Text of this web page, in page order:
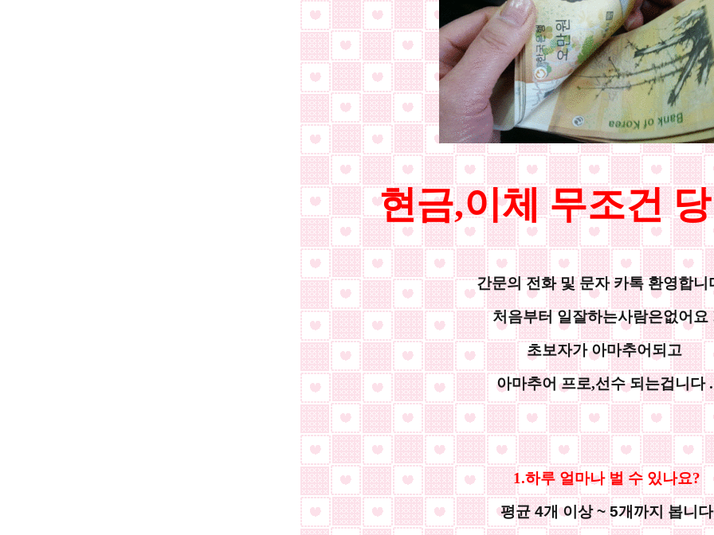
현금,이체 무조건
간문의 전화 및 문자 카톡 환영합니
처음부터 일잘하는사람은없어
초보자가 아마추어되고
아마추어 프로,선수 되는겁니다
1.하루 얼마나 벌 수 있나요?
평균 4개 이상 ~ 5개까지 봅니다